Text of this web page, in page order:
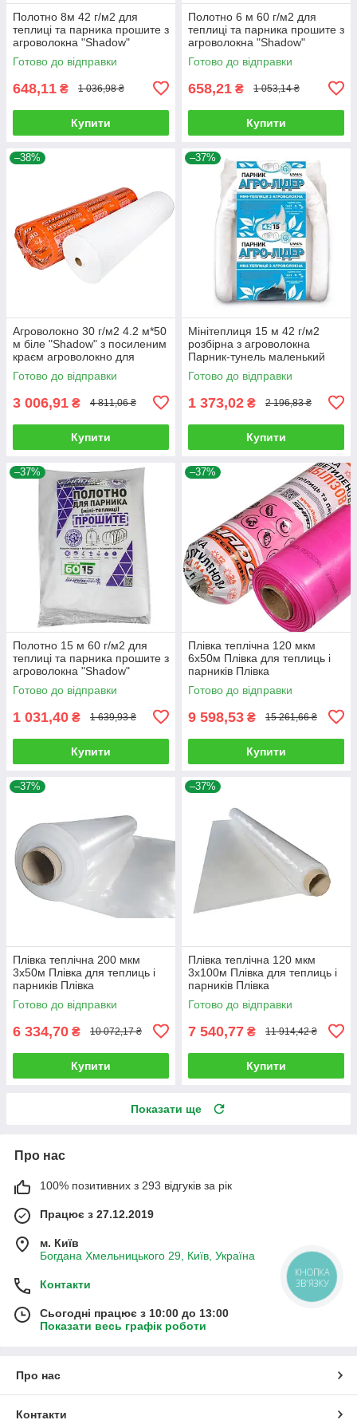
Полотно 8м 42 г/м2 для
теплиці та парника прошите з
агроволокна "Shadow"
Готово до відправки
648,11 ₴ 1 036,98 ₴
Купити
Полотно 6 м 60 г/м2 для
теплиці та парника прошите з
агроволокна "Shadow"
Готово до відправки
658,21 ₴ 1 053,14 ₴
Купити
–38%
Агроволокно 30 г/м2 4.2 м*50
м біле "Shadow" з посиленим
краєм агроволокно для
парників
Готово до відправки
3 006,91 ₴ 4 811,06 ₴
Купити
–37%
Мінітеплиця 15 м 42 г/м2
розбірна з агроволокна
Парник-тунель маленький
Агро-Лідер Мініпарник
арковий
Готово до відправки
1 373,02 ₴ 2 196,83 ₴
Купити
–37%
Полотно 15 м 60 г/м2 для
теплиці та парника прошите з
агроволокна "Shadow"
Готово до відправки
1 031,40 ₴ 1 639,93 ₴
Купити
–37%
Плівка теплічна 120 мкм
6х50м Плівка для теплиць і
парників Плівка
поліетиленова рожева Плівка
Shadow
Готово до відправки
9 598,53 ₴ 15 261,66 ₴
Купити
–37%
Плівка теплічна 200 мкм
3х50м Плівка для теплиць і
парників Плівка
поліетиленова, прозора
Готово до відправки
6 334,70 ₴ 10 072,17 ₴
Купити
–37%
Плівка теплічна 120 мкм
3х100м Плівка для теплиць і
парників Плівка
поліетиленова, прозора
Готово до відправки
7 540,77 ₴ 11 914,42 ₴
Купити
Показати ще
Про нас
100% позитивних з 293 відгуків за рік
Працює з 27.12.2019
м. Київ
Богдана Хмельницького 29, Київ, Україна
Контакти
Сьогодні працює з 10:00 до 13:00
Показати весь графік роботи
Про нас
Контакти
КНОПКА
ЗВ'ЯЗКУ